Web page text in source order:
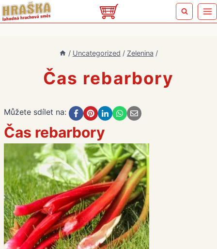
Přeskočit
na
/ Uncategorized / Zelenina /
Čas rebarbory
Můžete sdílet na:
Čas rebarbory